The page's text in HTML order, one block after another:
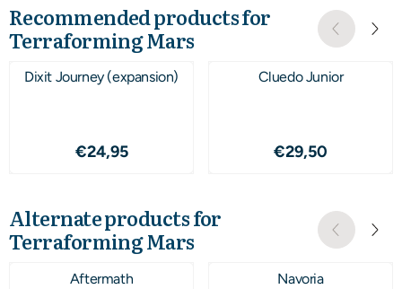
Recommended products for
Terraforming Mars
Dixit Journey (expansion)
Price: 24,95
€24,95
Cluedo Junior
Price: 29,50
€29,50
Alternate products for
Terraforming Mars
Aftermath
Navoria